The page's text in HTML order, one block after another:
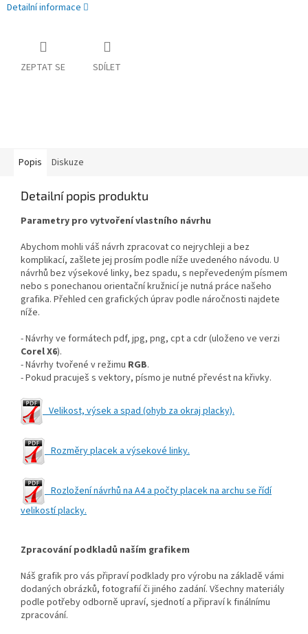
Detailní informace
ZEPTAT SE SDÍLET
Popis Diskuze
Detailní popis produktu
Parametry pro vytvoření vlastního návrhu
Abychom mohli váš návrh zpracovat co nejrychleji a bez
komplikací, zašlete jej prosím podle níže uvedeného návodu. U
návrhů bez výsekové linky, bez spadu, s nepřevedeným písmem
nebo s ponechanou orientační kružnicí je nutná práce našeho
grafika. Přehled cen grafických úprav podle náročnosti najdete
níže.
- Návrhy ve formátech pdf, jpg, png, cpt a cdr (uloženo ve verzi
Corel X6).
- Návrhy tvořené v režimu RGB.
- Pokud pracuješ s vektory, písmo je nutné převést na křivky.
Velikost, výsek a spad (ohyb za okraj placky).
Rozměry placek a výsekové linky.
Rozložení návrhů na A4 a počty placek na archu se řídí
velikostí placky.
Zpracování podkladů naším grafikem
Náš grafik pro vás připraví podklady pro výrobu na základě vámi
dodaných obrázků, fotografií či jiného zadání. Všechny materiály
podle potřeby odborně upraví, sjednotí a připraví k finálnímu
zpracování.